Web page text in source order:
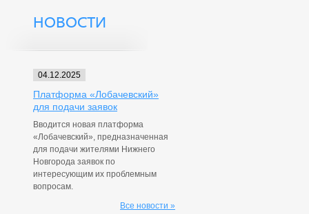
НОВОСТИ
04.12.2025
Платформа «Лобачевский»
для подачи заявок
Вводится новая платформа
«Лобачевский», предназначенная
для подачи жителями Нижнего
Новгорода заявок по
интересующим их проблемным
вопросам.
Все новости »